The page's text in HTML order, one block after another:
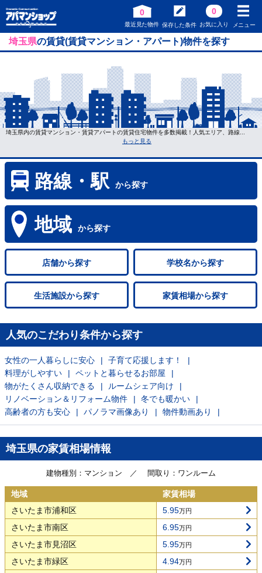
0
最近見た物件 保存した条件
0
お気に入り メニュー
埼玉県の賃貸(賃貸マンション・アパート)物件を探す
埼玉県内の賃貸マンション・賃貸アパートの賃貸住宅物件を多数掲載！人気エリア、路線...
もっと見る
路線・駅 から探す
地域 から探す
店舗から探す 学校名から探す
生活施設から探す 家賃相場から探す
人気のこだわり条件から探す
女性の一人暮らしに安心
子育て応援します！
料理がしやすい
ペットと暮らせるお部屋
物がたくさん収納できる
ルームシェア向け
リノベーション＆リフォーム物件
冬でも暖かい
高齢者の方も安心
パノラマ画像あり 物件動画あり
埼玉県の家賃相場情報
建物種別 マンション 間取り ワンルーム
地域
家賃相場
さいたま市浦和区
5.95万円
さいたま市南区 6.95万円
さいたま市見沼区 5.95万円
さいたま市緑区 4.94万円